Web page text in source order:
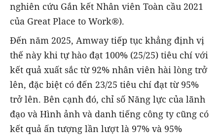
nghiên cứu Gắn kết Nhân viên Toàn cầu 2021
của Great Place to Work®).
Đến năm 2025, Amway tiếp tục khẳng định vị
thế này khi tự hào đạt 100% (25/25) tiêu chí với
kết quả xuất sắc từ 92% nhân viên hài lòng trở
lên, đặc biệt có đến 23/25 tiêu chí đạt từ 95%
trở lên. Bên cạnh đó, chỉ số Năng lực của lãnh
đạo và Hình ảnh và danh tiếng công ty cũng có
kết quả ấn tượng lần lượt là 97% và 95%